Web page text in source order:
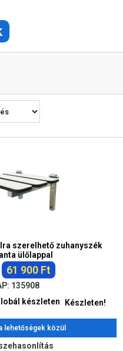
szerelhető zuhanyszék
ülőlappal
61 900 Ft
135908
Készleten!
lehetőségek közül